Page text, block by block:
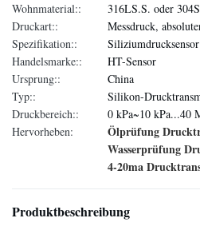
Wohnmaterial::
316LS.S. oder
Druckart::
Messdruck,
Spezifikation::
Siliziumdrucksensor
Handelsmarke::
HT-Sensor
Ursprung::
China
Typ::
Silikon-
Druckbereich::
0 kPa~10 kPa...40
Hervorheben:
Ölprüfung
Wasserprüfung
4-20ma
Produktbeschreibung